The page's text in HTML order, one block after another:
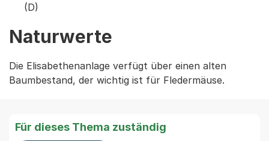
(D)
Naturwerte
Die Elisabethenanlage verfügt über einen alten
Baumbestand, der wichtig ist für Fledermäuse.
Für dieses Thema zuständig